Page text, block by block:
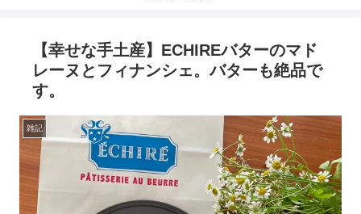
【幸せな手土産】ECHIREバターのマド
レーヌとフィナンシェ。バターも絶品で
す。
雑記